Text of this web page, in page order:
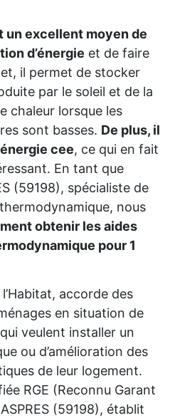
un excellent moyen de
d’énergie et de faire
il permet de stocker
par le soleil et de la
chaleur lorsque les
sont basses. De plus, il
cee, ce qui en fait
En tant que
(59198), spécialiste de
nous
obtenir les aides
pour 1
accorde des
en situation de
veulent installer un
ou d’amélioration des
de leur logement.
RGE (Reconnu Garant
(59198), établit